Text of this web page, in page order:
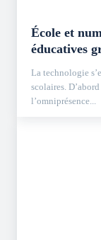
École et
éducatives
La technologie
scolaires.
l’omniprésence...